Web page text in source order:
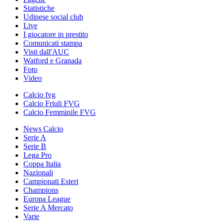
Statistiche
Udinese social club
Live
I giocatore in prestito
Comunicati stampa
Visti dall'AUC
Watford e Granada
Foto
Video
Calcio fvg
Calcio Friuli FVG
Calcio Femminile FVG
News Calcio
Serie A
Serie B
Lega Pro
Coppa Italia
Nazionali
Campionati Esteri
Champions
Europa League
Serie A Mercato
Varie